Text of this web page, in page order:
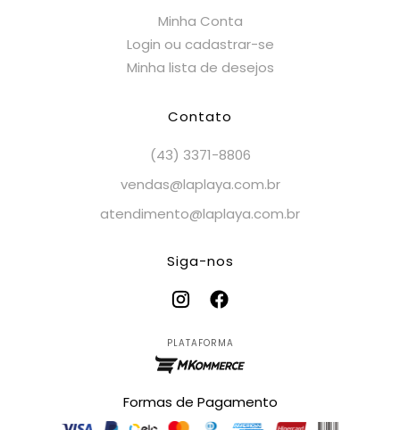
Minha Conta
Login ou cadastrar-se
Minha lista de desejos
Contato
(43) 3371-8806
vendas@laplaya.com.br
atendimento@laplaya.com.br
Siga-nos
PLATAFORMA
Formas de Pagamento